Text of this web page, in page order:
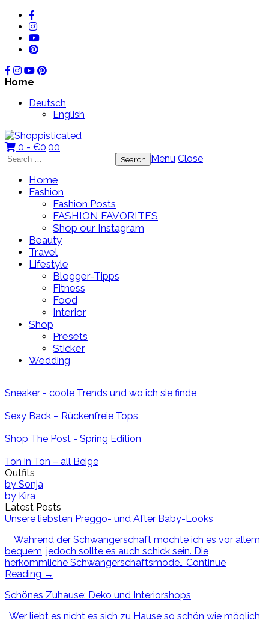
Home
Deutsch
English
0 - €0,00
Search
for:
Menu Close
Home
Fashion
Fashion Posts
FASHION FAVORITES
Shop our Instagram
Beauty
Travel
Lifestyle
Blogger-Tipps
Fitness
Food
Interior
Shop
Presets
Sticker
Wedding
Sneaker - coole Trends und wo ich sie finde
Sexy Back – Rückenfreie Tops
Shop The Post - Spring Edition
Ton in Ton – all Beige
Outfits
by Sonja
by Kira
Latest Posts
Unsere liebsten Preggo- und After Baby-Looks
Während der Schwangerschaft mochte ich es vor allem
bequem, jedoch sollte es auch schick sein. Die
herkömmliche Schwangerschaftsmode… Continue
Reading →
Schönes Zuhause: Deko und Interiorshops
Wer liebt es nicht es sich zu Hause so schön wie möglich